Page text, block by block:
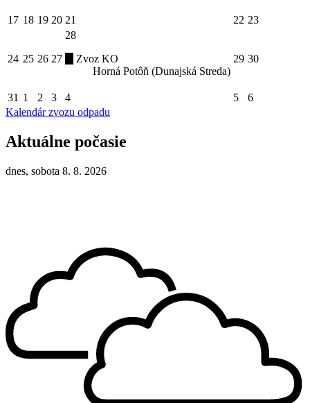
17 18 19 20 21 22 23
24 25 26 27
28
Zvoz KO
Horná Potôň (Dunajská Streda)
29 30
31 1 2 3 4 5
6
Kalendár zvozu odpadu
Aktuálne počasie
dnes, sobota 8. 8. 2026